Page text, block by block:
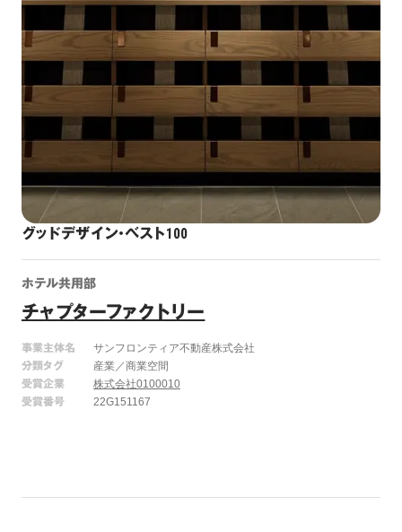
グッドデザイン・ベスト100
ホテル共用部
チャプターファクトリー
事業主体名
サンフロンティア不動産株式会社
分類タグ
産業／商業空間
受賞企業
株式会社0100010
受賞番号
22G151167